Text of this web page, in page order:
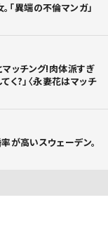
「異端の不倫マンガ」
マッチング!肉体派すぎ
く?」〈永妻花はマッチ
が高いスウェーデン。